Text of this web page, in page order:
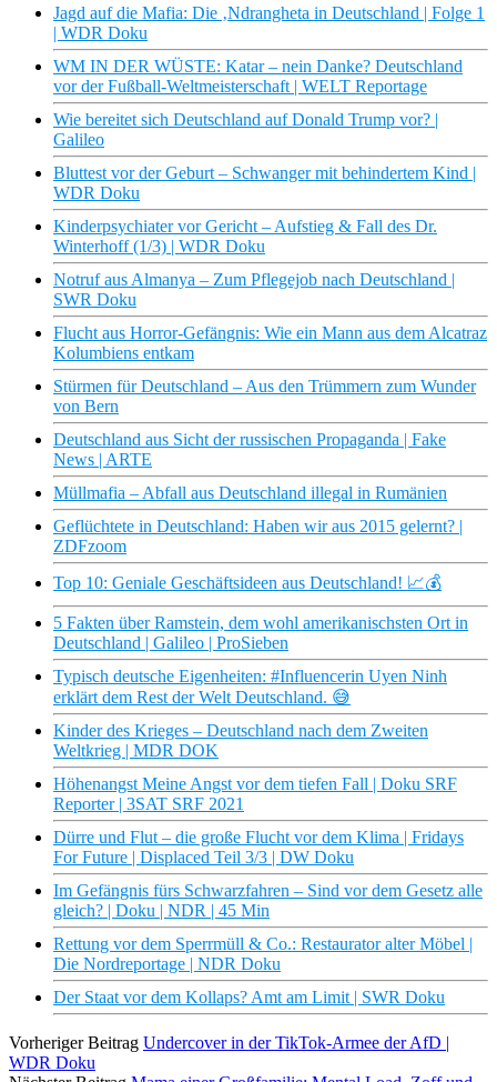
Jagd auf die Mafia: Die ‚Ndrangheta in Deutschland | Folge 1
| WDR Doku
WM IN DER WÜSTE: Katar – nein Danke? Deutschland
vor der Fußball-Weltmeisterschaft | WELT Reportage
Wie bereitet sich Deutschland auf Donald Trump vor? |
Galileo
Bluttest vor der Geburt – Schwanger mit behindertem Kind |
WDR Doku
Kinderpsychiater vor Gericht – Aufstieg & Fall des Dr.
Winterhoff (1/3) | WDR Doku
Notruf aus Almanya – Zum Pflegejob nach Deutschland |
SWR Doku
Flucht aus Horror-Gefängnis: Wie ein Mann aus dem Alcatraz
Kolumbiens entkam
Stürmen für Deutschland – Aus den Trümmern zum Wunder
von Bern
Deutschland aus Sicht der russischen Propaganda | Fake
News | ARTE
Müllmafia – Abfall aus Deutschland illegal in Rumänien
Geflüchtete in Deutschland: Haben wir aus 2015 gelernt? |
ZDFzoom
Top 10: Geniale Geschäftsideen aus Deutschland! 📈💰
5 Fakten über Ramstein, dem wohl amerikanischsten Ort in
Deutschland | Galileo | ProSieben
Typisch deutsche Eigenheiten: #Influencerin Uyen Ninh
erklärt dem Rest der Welt Deutschland. 😅
Kinder des Krieges – Deutschland nach dem Zweiten
Weltkrieg | MDR DOK
Höhenangst Meine Angst vor dem tiefen Fall | Doku SRF
Reporter | 3SAT SRF 2021
Dürre und Flut – die große Flucht vor dem Klima | Fridays
For Future | Displaced Teil 3/3 | DW Doku
Im Gefängnis fürs Schwarzfahren – Sind vor dem Gesetz alle
gleich? | Doku | NDR | 45 Min
Rettung vor dem Sperrmüll & Co.: Restaurator alter Möbel |
Die Nordreportage | NDR Doku
Der Staat vor dem Kollaps? Amt am Limit | SWR Doku
Vorheriger Beitrag Undercover in der TikTok-Armee der AfD |
WDR Doku